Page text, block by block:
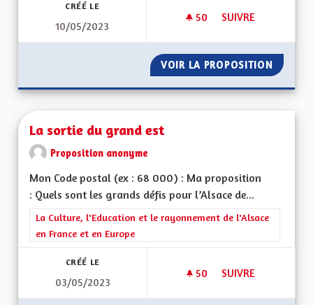
CRÉÉ LE
10/05/2023
50 50 ABONNÉS
SUIVRE
VOIR LA PROPOSITION
La sortie du grand est
Proposition anonyme
Mon Code postal (ex : 68 000) : Ma proposition
: Quels sont les grands défis pour l’Alsace de...
Filtrer les résultats de la catégorie : La Culture, l'Education et
La Culture, l'Education et le rayonnement de l'Alsace
en France et en Europe
CRÉÉ LE
03/05/2023
50 50 ABONNÉS
SUIVRE